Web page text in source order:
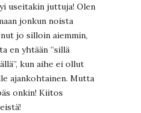
useitakin juttuja! Olen
jonkun noista
jo silloin aiemmin,
en yhtään ”sillä
kun aihe ei ollut
ajankohtainen. Mutta
onkin! Kiitos